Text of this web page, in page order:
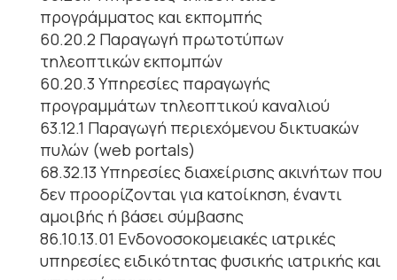
προγράμματος και εκπομπής
60.20.2 Παραγωγή πρωτοτύπων
τηλεοπτικών εκπομπών
60.20.3 Υπηρεσίες παραγωγής
προγραμμάτων τηλεοπτικού καναλιού
63.12.1 Παραγωγή περιεχόμενου δικτυακών
πυλών (web portals)
68.32.13 Υπηρεσίες διαχείρισης ακινήτων που
δεν προορίζονται για κατοίκηση, έναντι
αμοιβής ή βάσει σύμβασης
86.10.13.01 Ενδονοσοκομειακές ιατρικές
υπηρεσίες ειδικότητας φυσικής ιατρικής και